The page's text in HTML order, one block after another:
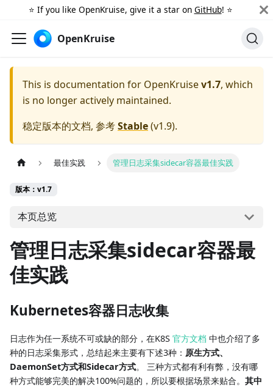
⭐️ If you like OpenKruise, give it a star on GitHub! ⭐️
OpenKruise
This is documentation for OpenKruisev1.7, which
is no longer actively maintained.
稳定版本的文档, 参考Stable(v1.9).
最佳实践 管理日志采集sidecar容器最佳实践
版本：v1.7
本页总览
管理日志采集sidecar容器最
佳实践
Kubernetes容器日志收集
日志作为任一系统不可或缺的部分，在K8S 官方文档 中也介绍了多
种的日志采集形式，总结起来主要有下述3种： 原生方式、
DaemonSet方式和Sidecar方式。 三种方式都有利有弊，没有哪
种方式能够完美的解决100%问题的，所以要根据场景来贴合。 其中